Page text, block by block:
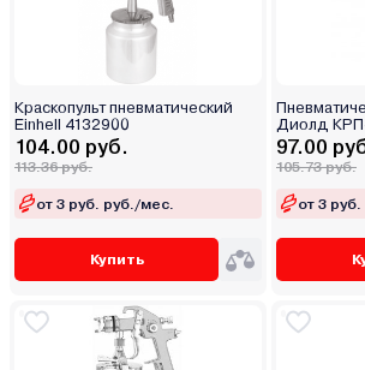
Краскопульт пневматический
Einhell 4132900
104.00 руб.
113.36 руб.
от 3 руб. руб./мес.
Купить
Диолд
97.00
105.73 руб.
от 3